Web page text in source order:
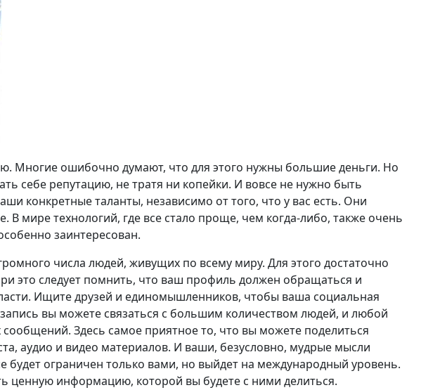
Многие ошибочно думают, что для этого нужны большие деньги. Но
себе репутацию, не тратя ни копейки. И вовсе не нужно быть
конкретные таланты, независимо от того, что у вас есть. Они
В мире технологий, где все стало проще, чем когда-либо, также очень
заинтересован.
числа людей, живущих по всему миру. Для этого достаточно
это следует помнить, что ваш профиль должен обращаться и
Ищите друзей и единомышленников, чтобы ваша социальная
вы можете связаться с большим количеством людей, и любой
Здесь самое приятное то, что вы можете поделиться
аудио и видео материалов. И ваши, безусловно, мудрые мысли
будет ограничен только вами, но выйдет на международный уровень.
ценную информацию, которой вы будете с ними делиться.